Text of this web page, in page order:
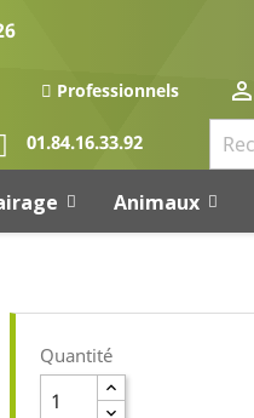
Professionnels 
01.84.16.33.92
Animaux
Quantité